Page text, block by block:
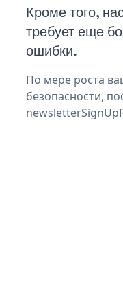
Кроме того,
требует еще
ошибки.
По мере роста
безопасности,